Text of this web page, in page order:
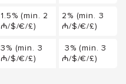
1.5% (min. 2
₼/$/€/£)
2% (min. 3
₼/$/€/£)
3% (min. 3
₼/$/€/£)
3% (min. 3
₼/$/€/£)